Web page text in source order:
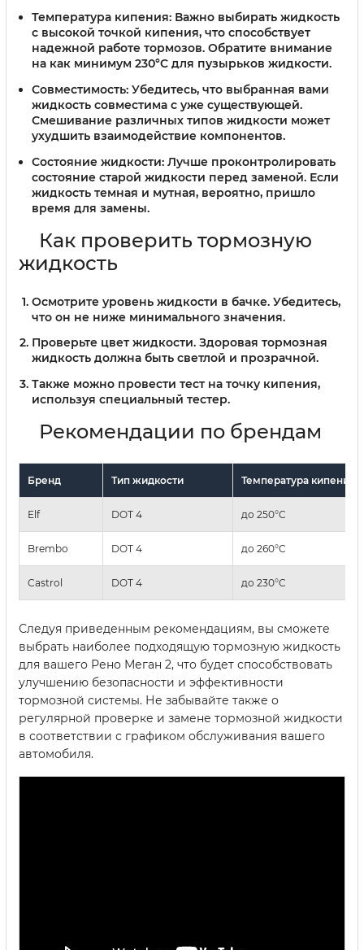
Температура кипения: Важно выбирать жидкость
с высокой точкой кипения, что способствует
надежной работе тормозов. Обратите внимание
на как минимум 230°C для пузырьков жидкости.
Совместимость: Убедитесь, что выбранная вами
жидкость совместима с уже существующей.
Смешивание различных типов жидкости может
ухудшить взаимодействие компонентов.
Состояние жидкости: Лучше проконтролировать
состояние старой жидкости перед заменой. Если
жидкость темная и мутная, вероятно, пришло
время для замены.
Как проверить тормозную
жидкость
Осмотрите уровень жидкости в бачке. Убедитесь,
что он не ниже минимального значения.
Проверьте цвет жидкости. Здоровая тормозная
жидкость должна быть светлой и прозрачной.
Также можно провести тест на точку кипения,
используя специальный тестер.
Рекомендации по брендам
Бренд Тип жидкости Температура кипения
Elf DOT 4 до 250°C
Brembo DOT 4 до 260°C
Castrol DOT 4 до 230°C
Следуя приведенным рекомендациям, вы сможете
выбрать наиболее подходящую тормозную жидкость
для вашего Рено Меган 2, что будет способствовать
улучшению безопасности и эффективности
тормозной системы. Не забывайте также о
регулярной проверке и замене тормозной жидкости
в соответствии с графиком обслуживания вашего
автомобиля.